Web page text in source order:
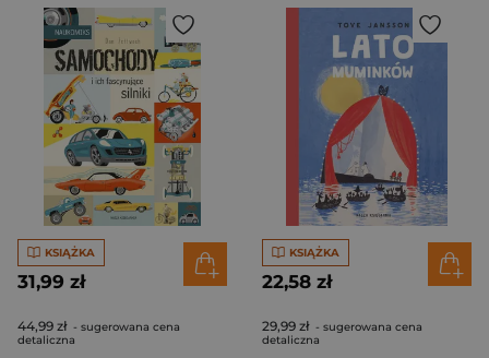
KSIĄŻKA
31,99 zł
44,99 zł - sugerowana cena
detaliczna
KSIĄŻKA
22,58 zł
29,99 zł - sugerowana cena
detaliczna